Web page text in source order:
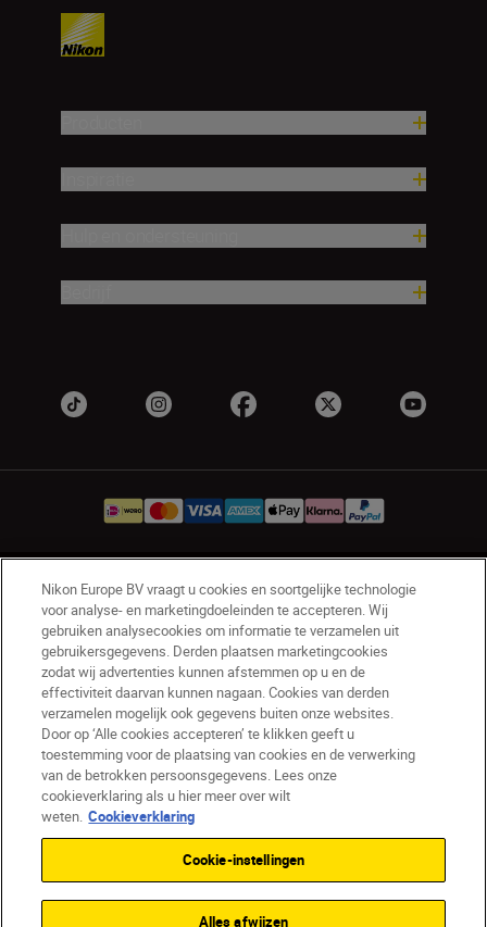
NL Nikon Sites
Contact opnemen
Privacyverklaring
Gebruiksvoorwaarden
Nikon Store - Algemene voorwaarden
Cookieverklaring
Toegankelijkheid
Cookie-instellingen
© 2026 Nikon
Nikon Europe BV vraagt u cookies en soortgelijke technologie
voor analyse- en marketingdoeleinden te accepteren. Wij
gebruiken analysecookies om informatie te verzamelen uit
gebruikersgegevens. Derden plaatsen marketingcookies
zodat wij advertenties kunnen afstemmen op u en de
effectiviteit daarvan kunnen nagaan. Cookies van derden
verzamelen mogelijk ook gegevens buiten onze websites.
Door op ‘Alle cookies accepteren’ te klikken geeft u
toestemming voor de plaatsing van cookies en de verwerking
van de betrokken persoonsgegevens. Lees onze
cookieverklaring als u hier meer over wilt
weten. Cookieverklaring
Cookie-instellingen
Alles afwijzen